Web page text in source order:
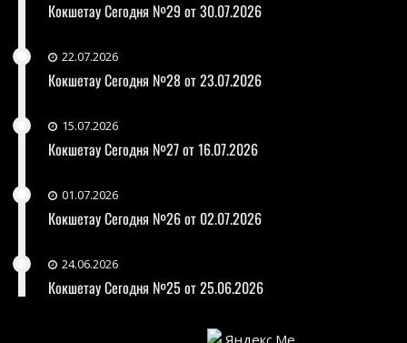
Кокшетау Сегодня №29 от 30.07.2026
22.07.2026
Кокшетау Сегодня №28 от 23.07.2026
15.07.2026
Кокшетау Сегодня №27 от 16.07.2026
01.07.2026
Кокшетау Сегодня №26 от 02.07.2026
24.06.2026
Кокшетау Сегодня №25 от 25.06.2026